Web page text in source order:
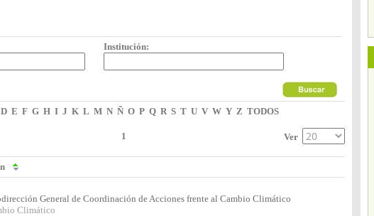
Institución:
D E F G H I J K L M N Ñ O P Q R S T U V W Y Z TODOS
1 Ver
General de Coordinación de Acciones frente al Cambio Climático
Climático